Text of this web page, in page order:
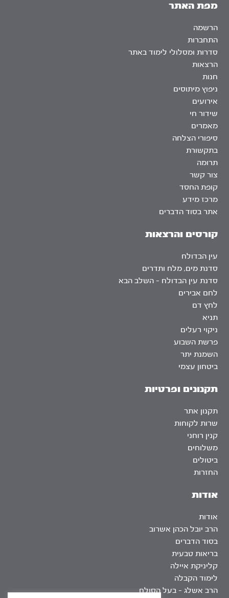
אודות
אודות
הרב יובל הכהן אשרוב
בסוד הדברים
בריאות טבעית
קליניקת איילה
לימוד הקבלה
הרב אשלג – בעל הסולם
מפת האתר
הרשמה
התחברות
סדרות ומסלולי לימוד באתר
הרצאות
חנות
ניפוץ מיתוסים
אירועים
שידור חי
מאמרים
סיפורי הצלחה
בתקשורת
תרומה
צור קשר
קופת החסד
מרכז מידע
אתר בסוד הדברים
קורסים והרצאות
עין הבדולח
סדנת מים, מלח ותדרים
סדנת עין הבדולח – השלב הבא
לחם אבירים
לחץ דם
תניא
ניקוי רעלים
פרשת השבוע
השמנת יתר
ביטחון עצמי
תקנונים ופרטיות
תקנון אתר
שרות לקוחות
קנין רוחני
משלוחים
ביטולים
החזרות